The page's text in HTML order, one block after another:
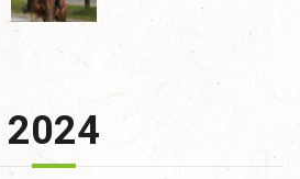
2024